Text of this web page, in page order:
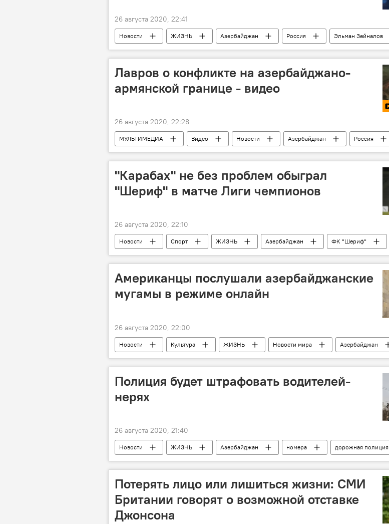
26 августа 2020, 22:41
Новости ЖИЗНЬ Азербайджан Россия
Эльман Зейналов
Певец
Популярность
Лавров о конфликте на азербайджано-
армянской границе - видео
26 августа 2020, 22:28
МУЛЬТИМЕДИА Видео Новости Азербайджан Россия
"Карабах" не без проблем обыграл
"Шериф" в матче Лиги чемпионов
26 августа 2020, 22:10
Новости Спорт ЖИЗНЬ Азербайджан
ФК "Шериф"
Лига чемпионов
победа матч футбол
Американцы послушали азербайджанские
мугамы в режиме онлайн
26 августа 2020, 22:00
Новости Культура ЖИЗНЬ Новости мира
Азербайджан
Мугам
ханенде фестиваль
Полиция будет штрафовать водителей-
нерях
26 августа 2020, 21:40
Новости ЖИЗНЬ Азербайджан номера дорожная полиция
Потерять лицо или лишиться жизни: СМИ
Британии говорят о возможной отставке
Джонсона